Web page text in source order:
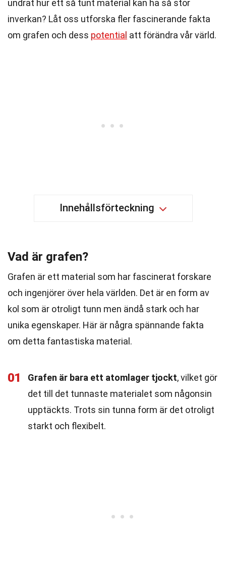
undrat hur ett så tunt material kan ha så stor
inverkan? Låt oss utforska fler fascinerande fakta
om grafen och dess potential att förändra vår värld.
Innehållsförteckning
Vad är grafen?
Grafen är ett material som har fascinerat forskare
och ingenjörer över hela världen. Det är en form av
kol som är otroligt tunn men ändå stark och har
unika egenskaper. Här är några spännande fakta
om detta fantastiska material.
01 Grafen är bara ett atomlager tjockt, vilket gör
det till det tunnaste materialet som någonsin
upptäckts. Trots sin tunna form är det otroligt
starkt och flexibelt.